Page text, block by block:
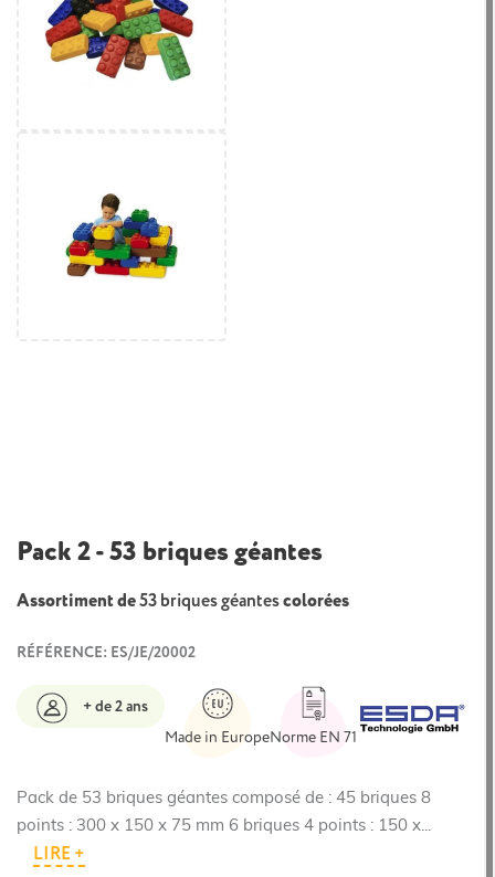
Pack 2 - 53 briques géantes
Assortiment de53 briques géantescolorées
RÉFÉRENCE: ES/JE/20002
+ de 2 ans
Made in EuropeNorme EN 71
Pack de 53 briques géantes composé de : 45 briques 8
points : 300 x 150 x 75 mm 6 briques 4 points : 150 x...
LIRE +